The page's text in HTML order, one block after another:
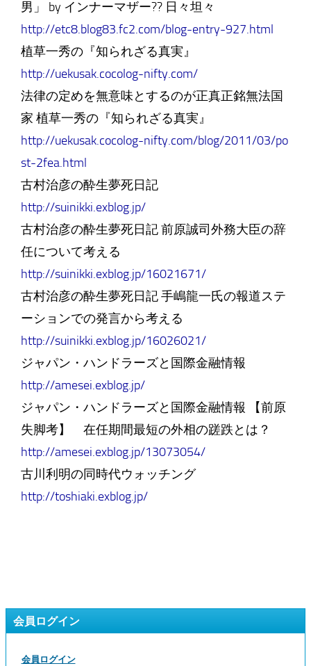
男」 by インナーマザー?? 日々坦々
http://etc8.blog83.fc2.com/blog-entry-927.html
植草一秀の『知られざる真実』
http://uekusak.cocolog-nifty.com/
法律の定めを無意味とするのが正真正銘無法国
家 植草一秀の『知られざる真実』
http://uekusak.cocolog-nifty.com/blog/2011/03/po
st-2fea.html
古村治彦の酔生夢死日記
http://suinikki.exblog.jp/
古村治彦の酔生夢死日記 前原誠司外務大臣の辞
任について考える
http://suinikki.exblog.jp/16021671/
古村治彦の酔生夢死日記 手嶋龍一氏の報道ステ
ーションでの発言から考える
http://suinikki.exblog.jp/16026021/
ジャパン・ハンドラーズと国際金融情報
http://amesei.exblog.jp/
ジャパン・ハンドラーズと国際金融情報 【前原
失脚考】 在任期間最短の外相の蹉跌とは？
http://amesei.exblog.jp/13073054/
古川利明の同時代ウォッチング
http://toshiaki.exblog.jp/
会員ログイン
会員ログイン